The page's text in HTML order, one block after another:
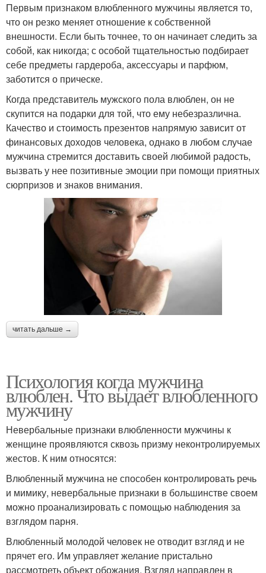
Первым признаком влюбленного мужчины является то,
что он резко меняет отношение к собственной
внешности. Если быть точнее, то он начинает следить за
собой, как никогда; с особой тщательностью подбирает
себе предметы гардероба, аксессуары и парфюм,
заботится о прическе.
Когда представитель мужского пола влюблен, он не
скупится на подарки для той, что ему небезразлична.
Качество и стоимость презентов напрямую зависит от
финансовых доходов человека, однако в любом случае
мужчина стремится доставить своей любимой радость,
вызвать у нее позитивные эмоции при помощи приятных
сюрпризов и знаков внимания.
читать дальше →
Психология когда мужчина
влюблен. Что выдает влюбленного
мужчину
Невербальные признаки влюбленности мужчины к
женщине проявляются сквозь призму неконтролируемых
жестов. К ним относятся:
Влюбленный мужчина не способен контролировать речь
и мимику, невербальные признаки в большинстве своем
можно проанализировать с помощью наблюдения за
взглядом парня.
Влюбленный молодой человек не отводит взгляд и не
прячет его. Им управляет желание пристально
рассмотреть объект обожания. Взгляд направлен в